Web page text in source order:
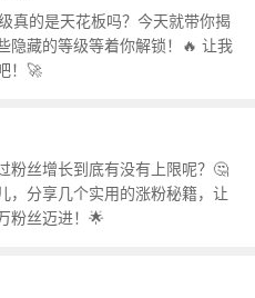
真的是天花板吗？今天就带你揭
隐藏的等级等着你解锁！🔥 让我
！🚀
粉丝增长到底有没有上限呢？🤔
，分享几个实用的涨粉秘籍，让
粉丝迈进！🌟